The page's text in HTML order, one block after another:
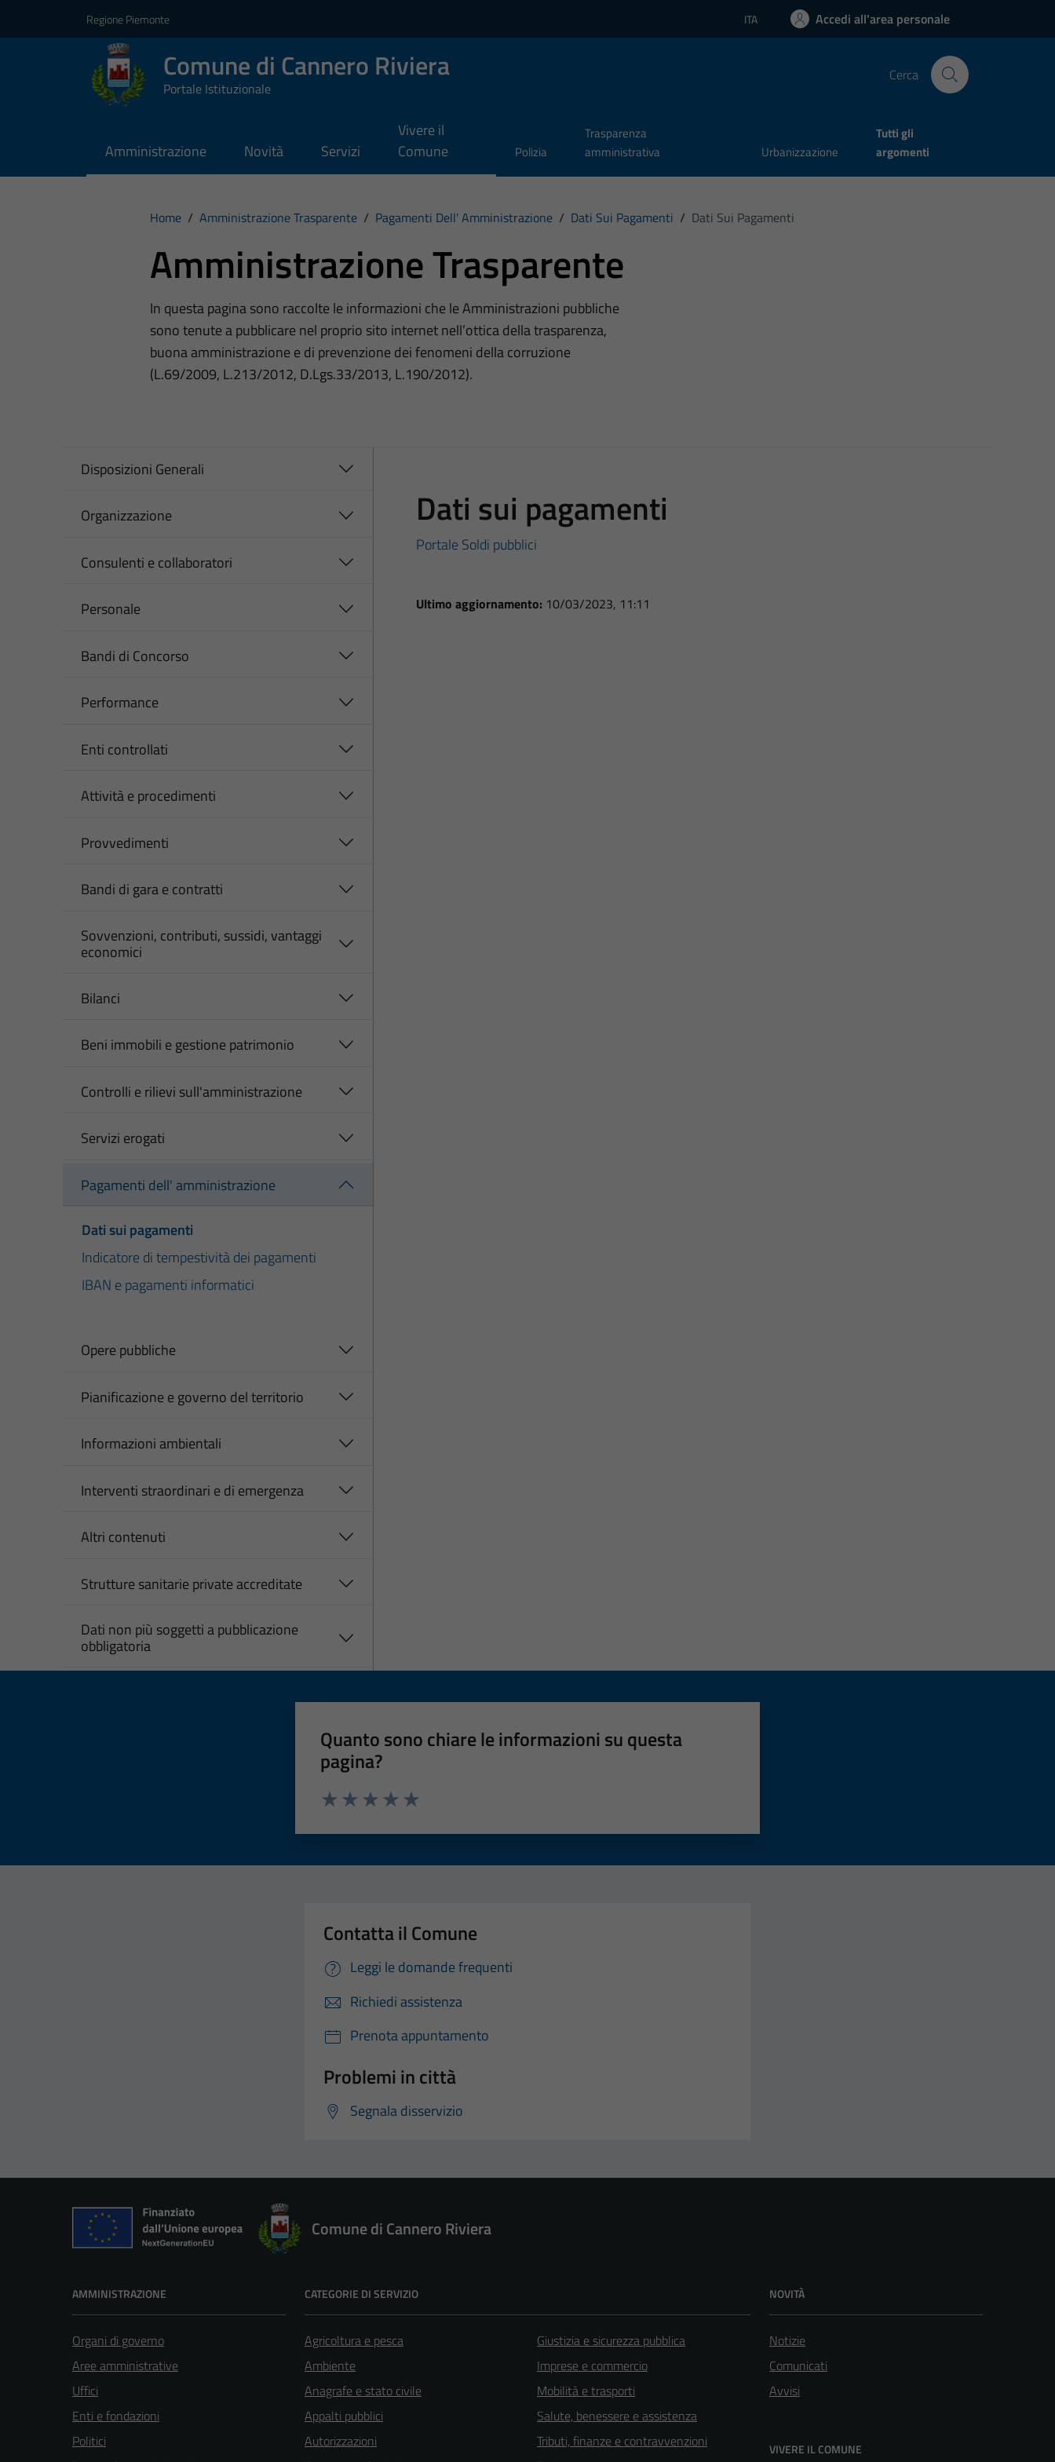
Regione Piemonte Lingua attiva:
ITA Accedi all'area personale
Comune di Cannero Riviera
Portale Istituzionale
Cerca
Amministrazione Novità Servizi
Vivere il
Comune
Polizia
Trasparenza
amministrativa
Urbanizzazione
Tutti gli
argomenti
Home / Amministrazione Trasparente / Pagamenti Dell' Amministrazione / Dati Sui Pagamenti / Dati Sui Pagamenti
Amministrazione Trasparente
In questa pagina sono raccolte le informazioni che le Amministrazioni pubbliche
sono tenute a pubblicare nel proprio sito internet nell’ottica della trasparenza,
buona amministrazione e di prevenzione dei fenomeni della corruzione
(L.69/2009, L.213/2012, D.Lgs.33/2013, L.190/2012).
Disposizioni Generali
Organizzazione
Consulenti e collaboratori
Personale
Bandi di Concorso
Performance
Enti controllati
Attività e procedimenti
Provvedimenti
Bandi di gara e contratti
Sovvenzioni, contributi, sussidi, vantaggi
economici
Bilanci
Beni immobili e gestione patrimonio
Controlli e rilievi sull'amministrazione
Servizi erogati
Pagamenti dell' amministrazione
Dati sui pagamenti
Indicatore di tempestività dei pagamenti
IBAN e pagamenti informatici
Opere pubbliche
Pianificazione e governo del territorio
Informazioni ambientali
Interventi straordinari e di emergenza
Altri contenuti
Strutture sanitarie private accreditate
Dati non più soggetti a pubblicazione
obbligatoria
Dati sui pagamenti
Portale Soldi pubblici
Ultimo aggiornamento: 10/03/2023, 11:11
Quanto sono chiare le informazioni su questa
pagina?
Contatta il Comune
Leggi le domande frequenti
Richiedi assistenza
Prenota appuntamento
Problemi in città
Segnala disservizio
Comune di Cannero Riviera
AMMINISTRAZIONE
Organi di governo
Aree amministrative
Uffici
Enti e fondazioni
Politici
CATEGORIE DI SERVIZIO
Agricoltura e pesca
Ambiente
Anagrafe e stato civile
Appalti pubblici
Autorizzazioni
Giustizia e sicurezza pubblica
Imprese e commercio
Mobilità e trasporti
Salute, benessere e assistenza
Tributi, finanze e contravvenzioni
NOVITÀ
Notizie
Comunicati
Avvisi
VIVERE IL COMUNE